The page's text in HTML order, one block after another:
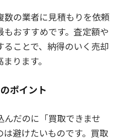
の業者に見積もりを依頼
おすすめです。査定額や
ることで、納得のいく売却
ります。
ポイント
だのに「買取できませ
避けたいものです。買取